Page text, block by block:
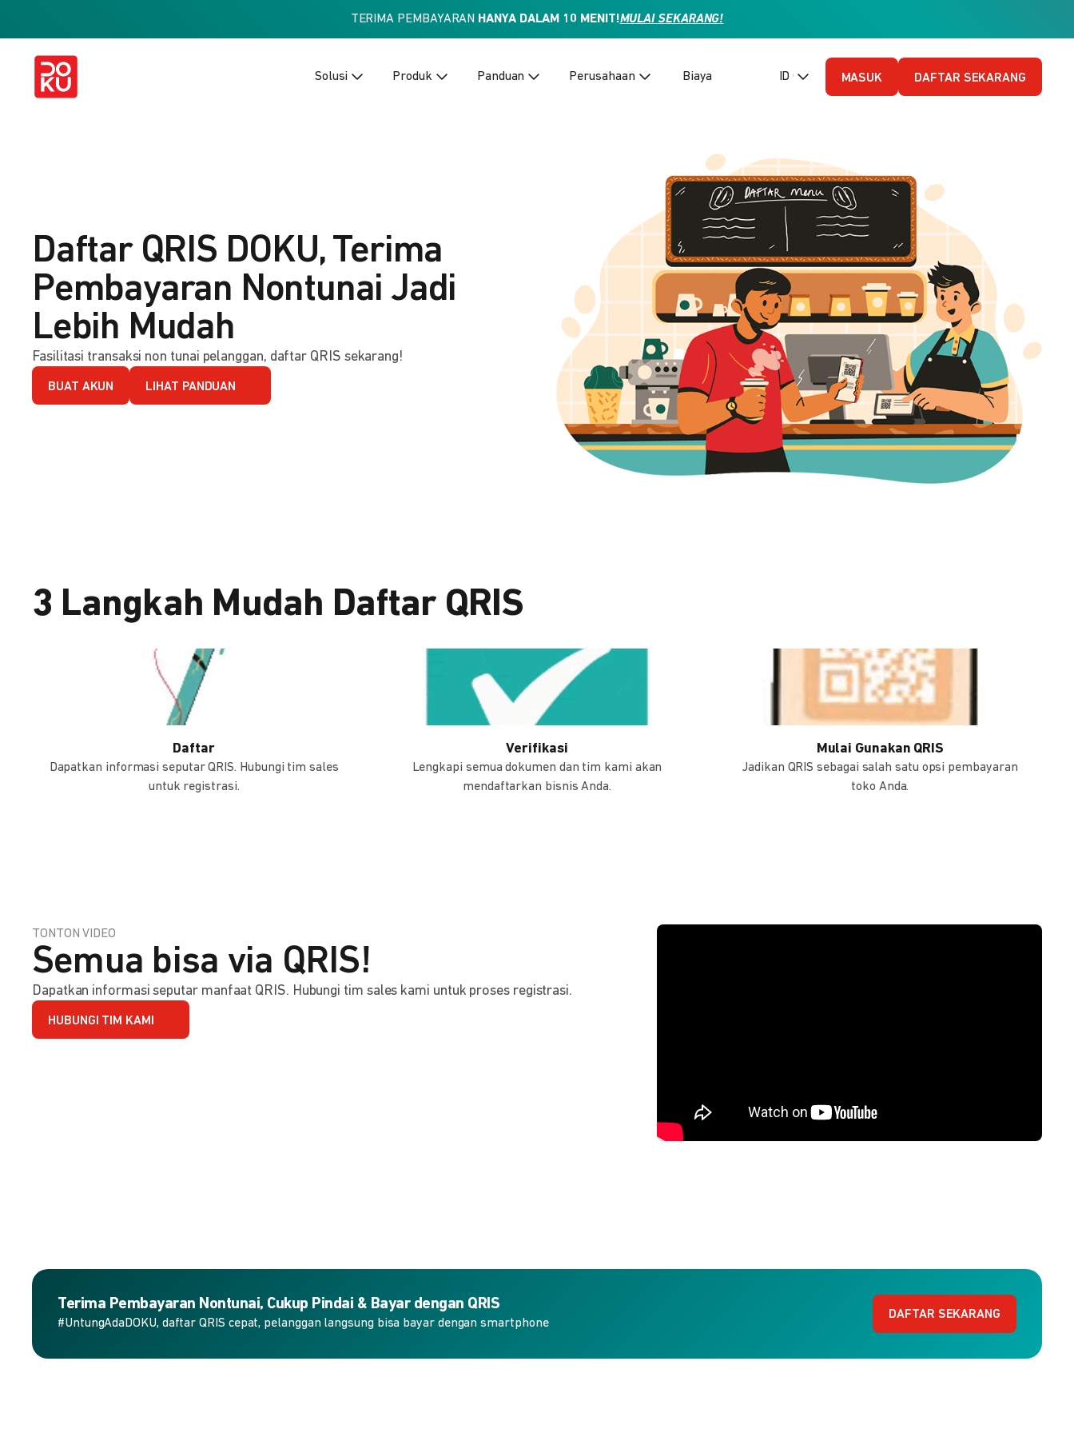
TERIMA PEMBAYARAN HANYA DALAM 10 MENIT!MULAI SEKARANG!
Solusi Produk Panduan Perusahaan Biaya ID (Bahasa Indonesia)
MASUK DAFTAR SEKARANG
Daftar QRIS DOKU, Terima
Pembayaran Nontunai Jadi
Lebih Mudah
Fasilitasi transaksi non tunai pelanggan, daftar QRIS sekarang!
BUAT AKUN LIHAT PANDUAN
3 Langkah Mudah Daftar QRIS
Daftar
Dapatkan informasi seputar QRIS. Hubungi tim sales
untuk registrasi.
Verifikasi
Lengkapi semua dokumen dan tim kami akan
mendaftarkan bisnis Anda.
Mulai Gunakan QRIS
Jadikan QRIS sebagai salah satu opsi pembayaran
toko Anda.
TONTON VIDEO
Semua bisa via QRIS!
Dapatkan informasi seputar manfaat QRIS. Hubungi tim sales kami untuk proses registrasi.
HUBUNGI TIM KAMI
Terima Pembayaran Nontunai, Cukup Pindai & Bayar dengan QRIS
#UntungAdaDOKU, daftar QRIS cepat, pelanggan langsung bisa bayar dengan smartphone
DAFTAR SEKARANG